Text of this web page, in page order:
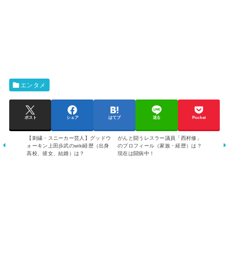
エンタメ
ポスト シェア はてブ 送る Pocket
【刺繍・スニーカー芸人】グッドウ
ォーキン上田歩武のwiki経歴（出身
高校、彼女、結婚）は？
がんと闘うレスラー議員「西村修」
のプロフィール（家族・経歴）は？
現在は闘病中！